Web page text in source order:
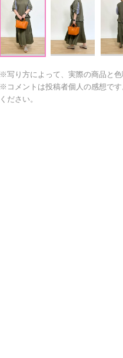
※写り方によって、実際の商品と色
※コメントは投稿者個人の感想で
ください。